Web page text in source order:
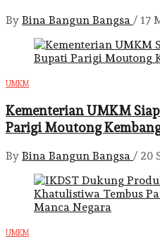
By Bina Bangun Bangsa / 17
UMKM
Kementerian UMKM
Parigi Moutong
By Bina Bangun Bangsa / 20
UMKM